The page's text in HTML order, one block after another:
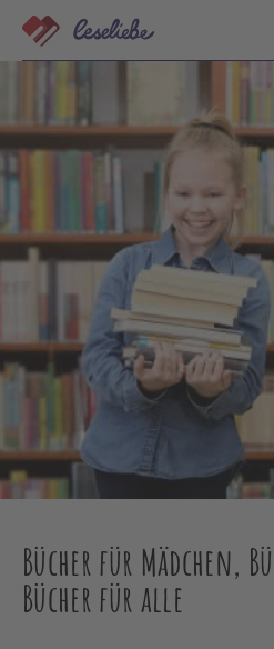
Direkt
zum
Inhalt
Bücher für Mädchen,
Bücher für alle